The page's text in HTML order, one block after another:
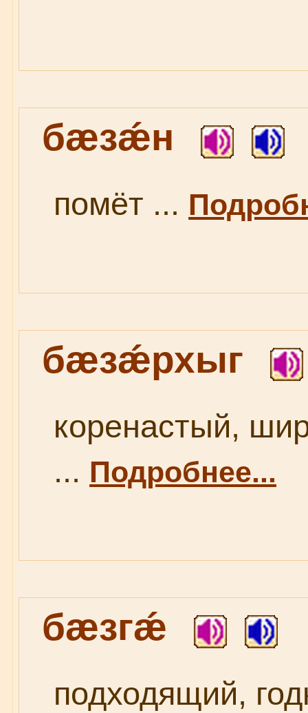
бæзǽн
помёт ...
бæзǽрхыг
коренастый,
... Подробнее...
бæзгǽ
подходящий,